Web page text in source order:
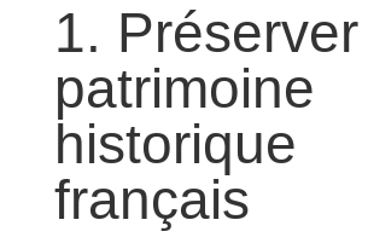
1.
patrimoine
historique
français